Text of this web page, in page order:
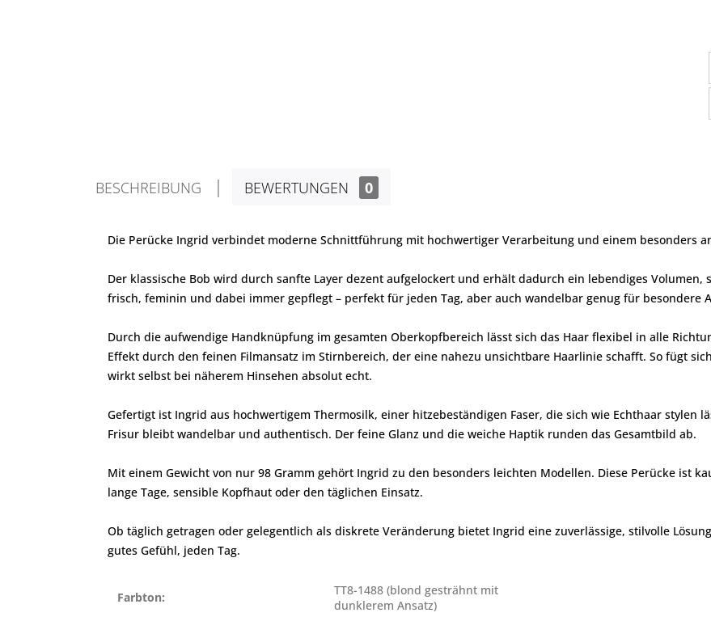
BESCHREIBUNG BEWERTUNGEN 0
Die Perücke Ingrid verbindet moderne Schnittführung mit hochwertiger Verarbeitung und einem besonders
Der klassische Bob wird durch sanfte Layer dezent aufgelockert und erhält dadurch ein lebendiges
frisch, feminin und dabei immer gepflegt – perfekt für jeden Tag, aber auch wandelbar genug für besondere
Durch die aufwendige Handknüpfung im gesamten Oberkopfbereich lässt sich das Haar flexibel in alle
Effekt durch den feinen Filmansatz im Stirnbereich, der eine nahezu unsichtbare Haarlinie schafft. So fügt
wirkt selbst bei näherem Hinsehen absolut echt.
Gefertigt ist Ingrid aus hochwertigem Thermosilk, einer hitzebeständigen Faser, die sich wie Echthaar stylen
Frisur bleibt wandelbar und authentisch. Der feine Glanz und die weiche Haptik runden das Gesamtbild ab.
Mit einem Gewicht von nur 98 Gramm gehört Ingrid zu den besonders leichten Modellen. Diese Perücke ist
lange Tage, sensible Kopfhaut oder den täglichen Einsatz.
Ob täglich getragen oder gelegentlich als diskrete Veränderung bietet Ingrid eine zuverlässige, stilvolle
gutes Gefühl, jeden Tag.
Farbton:
TT8-1488 (blond gesträhnt mit
dunklerem Ansatz)